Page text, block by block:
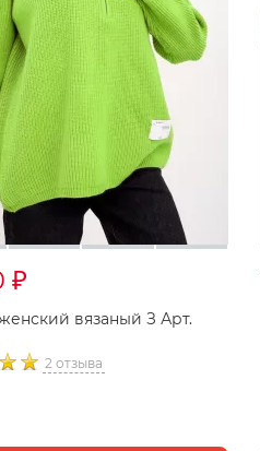
₽
вязаный З Арт.
2 отзыва